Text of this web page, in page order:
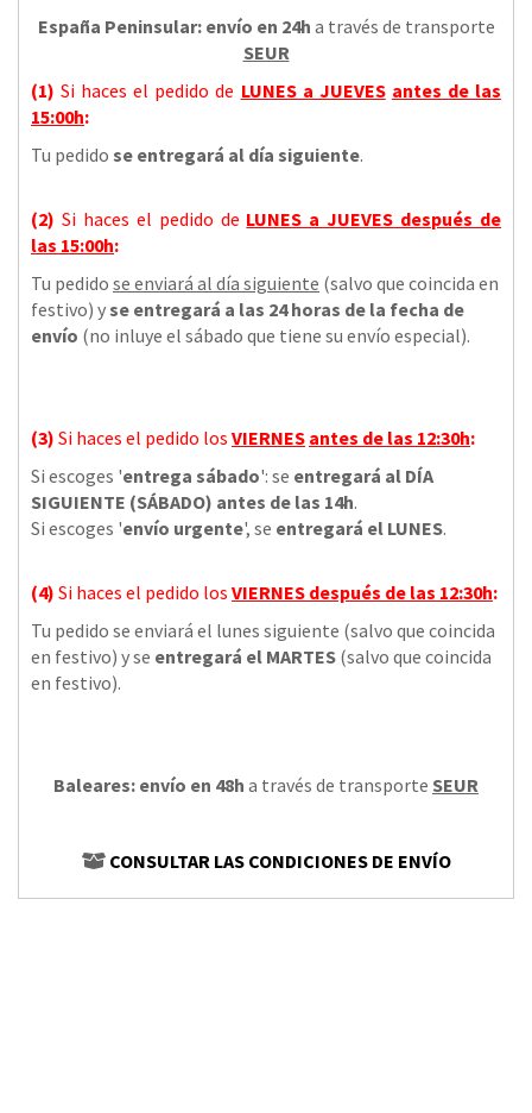
España Peninsular: envío en 24h a través de transporte
SEUR
(1)Si haces el pedido de LUNES a JUEVES antes de las
15:00h:
Tu pedido se entregará al día siguiente.
(2) Si haces el pedido de LUNES a JUEVES después de
las 15:00h:
Tu pedido se enviará al día siguiente (salvo que coincida en
festivo) yse entregará a las 24 horas de la fecha de
envío (no inluye el sábado que tiene su envío especial).
(3) Si haces el pedido los VIERNES antes de las 12:30h:
Si escoges 'entrega sábado': se entregará al DÍA
SIGUIENTE (SÁBADO) antes de las 14h.
Si escoges 'envío urgente', se entregará el LUNES.
(4) Si haces el pedido los VIERNES después de las 12:30h:
Tu pedido se enviará el lunes siguiente (salvo que coincida
en festivo) y se entregará el MARTES (salvo que coincida
en festivo).
Baleares: envío en 48h a través de transporte SEUR
CONSULTAR LAS CONDICIONES DE ENVÍO